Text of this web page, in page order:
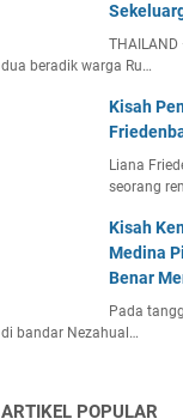
dua beradik warga Ru…
Kisah
Liana
seorang
Kisah
Medina
Benar
Pada
di bandar Nezahual…
ARTIKEL POPULAR